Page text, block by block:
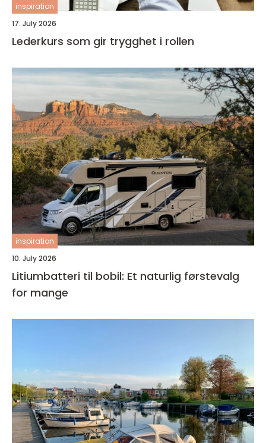
inspiration
17. July 2026
Lederkurs som gir trygghet i rollen
inspiration
10. July 2026
Litiumbatteri til bobil: Et naturlig førstevalg
for mange